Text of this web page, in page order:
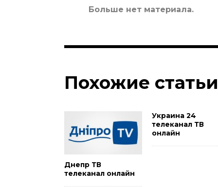
Больше нет материала.
Похожие статьи
Днепр ТВ
телеканал онлайн
Украина 24
телеканал ТВ
онлайн